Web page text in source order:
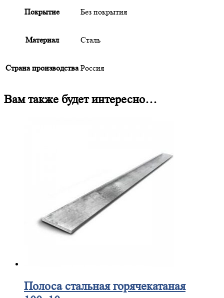
Покрытие Без покрытия
Материал Сталь
Страна производства Россия
Вам также будет интересно…
Полосастальная горячекатаная